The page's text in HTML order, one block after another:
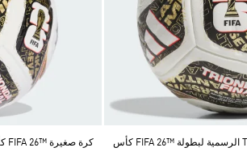
كرة TRIONDA FINALS PRO الرسمية لبطولة ™26 FIFA كأس
كرة صغيرة ™26 FIFA كأس العالم TRIONDA FINALS